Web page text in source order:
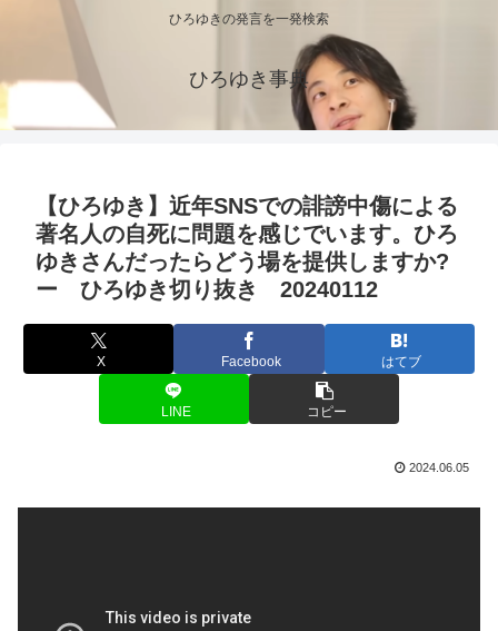
ひろゆきの発言を一発検索
ひろゆき事典
【ひろゆき】近年SNSでの誹謗中傷による
著名人の自死に問題を感じでいます。ひろ
ゆきさんだったらどう場を提供しますか?
ー ひろゆき切り抜き 20240112
X Facebook はてブ
LINE コピー
2024.06.05